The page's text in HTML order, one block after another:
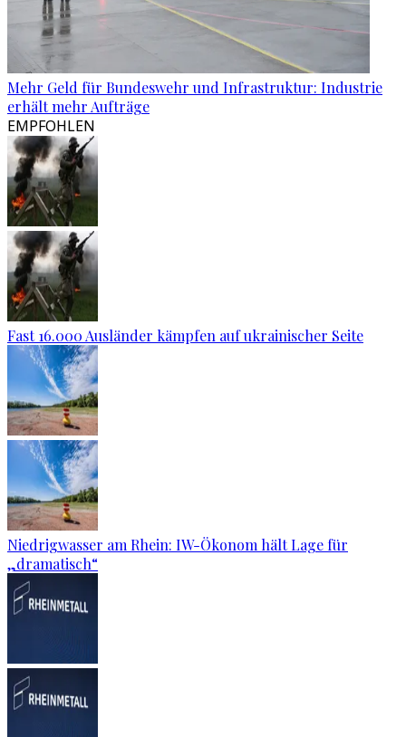
Mehr Geld für Bundeswehr und Infrastruktur: Industrie
erhält mehr Aufträge
EMPFOHLEN
Fast 16.000 Ausländer kämpfen auf ukrainischer Seite
Niedrigwasser am Rhein: IW-Ökonom hält Lage für
„dramatisch“